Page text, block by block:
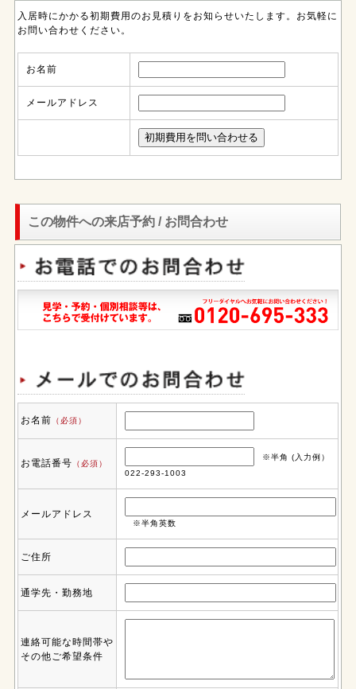
入居時にかかる初期費用のお見積りをお知らせいたします。お気軽に
お問い合わせください。
お名前
メールアドレス
この物件への来店予約 / お問合わせ
お名前 （必須）
お電話番号 （必須）
※半角 (入力例）
022-293-1003
メールアドレス
※半角英数
ご住所
通学先・勤務地
連絡可能な時間帯や
その他ご希望条件